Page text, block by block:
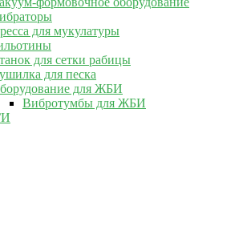
для мукулатуры
для сетки рабицы
для песка
для ЖБИ
Вибротумбы для ЖБИ